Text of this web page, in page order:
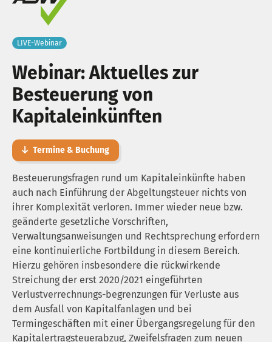
LIVE-Webinar
Webinar: Aktuelles zur
Besteuerung von
Kapitaleinkünften
Termine & Buchung
Besteuerungsfragen rund um Kapitaleinkünfte haben
auch nach Einführung der Abgeltungsteuer nichts von
ihrer Komplexität verloren. Immer wieder neue bzw.
geänderte gesetzliche Vorschriften,
Verwaltungsanweisungen und Rechtsprechung erfordern
eine kontinuierliche Fortbildung in diesem Bereich.
Hierzu gehören insbesondere die rückwirkende
Streichung der erst 2020/2021 eingeführten
Verlustverrechnungs-begrenzungen für Verluste aus
dem Ausfall von Kapitalfanlagen und bei
Termingeschäften mit einer Übergangsregelung für den
Kapitalertragsteuerabzug, Zweifelsfragen zum neuen